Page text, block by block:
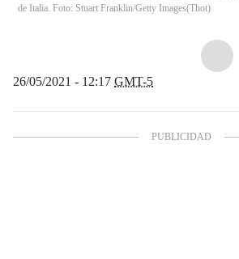
de Italia. Foto: Stuart Franklin/Getty Images(Thot)
26/05/2021 - 12:17 GMT-5